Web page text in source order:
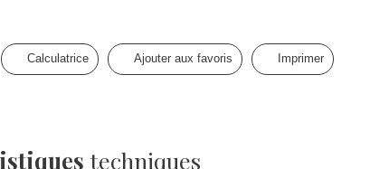
Calculatrice Ajouter aux favoris Imprimer
techniques